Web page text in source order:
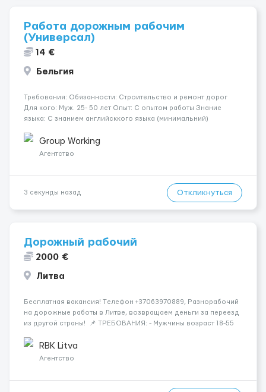
Работа дорожным рабочим
(Универсал)
14 €
Бельгия
Требования: Обязанности: Строительство и ремонт дорог
Для кого: Муж. 25- 50 лет Опыт: С опытом работы Знание
языка: С знанием английсккого языка (минимальний)
биометрический паспорт (для граждан Украины) Где
работать? ...
Group Working
Агентство
3 секунды назад Откликнуться
Дорожный рабочий
2000 €
Литва
Бесплатная вакансия! Tелефон +37063970889, Разнорабочий
на дорожные работы в Литве, возвращаем деньги за переезд
из другой страны! 📌 ТРЕБОВАНИЯ: - Мужчины возраст 18-55
💳 ОПЛАТА ТРУДА: - ставка 9 евро/час днем...
RBK Litva
Агентство